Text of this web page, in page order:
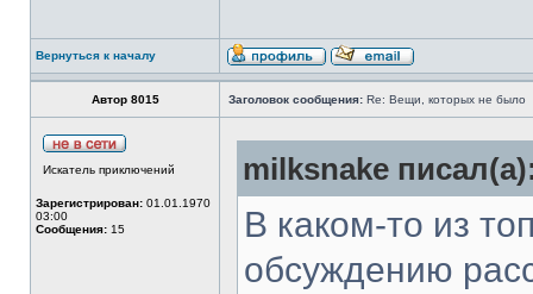
Вернуться к началу
Автор 8015 Заголовок сообщения: Re: Вещи, которых не было
Искатель приключений
Зарегистрирован: 01.01.1970
03:00
Сообщения: 15
milksnake
В каком-то из
обсуждению